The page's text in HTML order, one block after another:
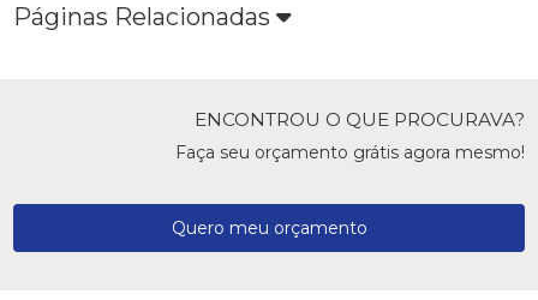
Páginas Relacionadas
ENCONTROU O QUE PROCURAVA?
Faça seu orçamento grátis agora mesmo!
Quero meu orçamento